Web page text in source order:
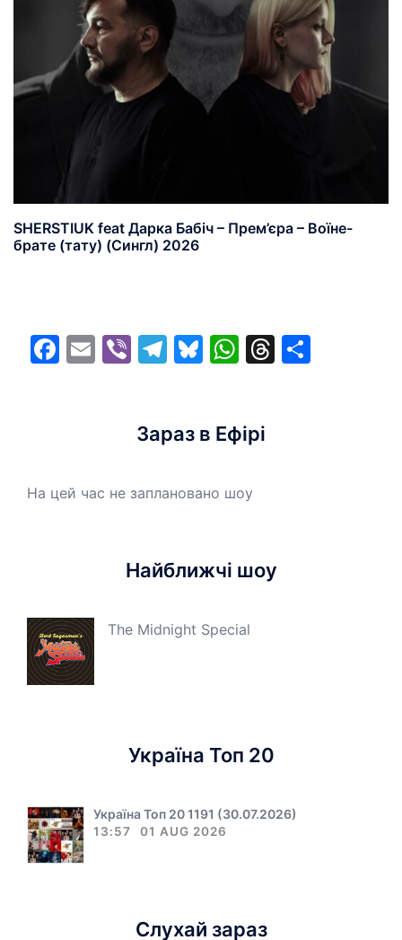
SHERSTIUK feat Дарка Бабіч – Прем’єра – Воїне-
брате (тату) (Сингл) 2026
Facebook
EmailViberTelegram
Bluesky
WhatsApp
Threads
Зараз в Ефірі
На цей час не заплановано шоу
Найближчі шоу
The Midnight Special
Україна Топ 20
Україна Топ 20 1191 (30.07.2026)
13:57 01 AUG 2026
Слухай зараз